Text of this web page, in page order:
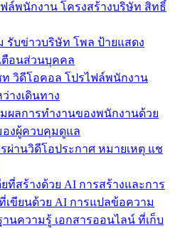
ล์พนักงาน โครงสร้างบริษัท สิทธิ์
รับข่าวบริษัท โพล ป้ายแสดง
ตือนส่วนบุคคล
วิดีโอคอล โปรไฟล์พนักงาน
างเดินทาง
ผลการทำงานของพนักงานด้วย
องผู้ควบคุมดูแล
ผ่านวิดีโอประกาศ หมายเหตุ แช
ยที่สร้างด้วย AI การสร้างและการ
ขียนด้วย AI การแปลข้อความ
นความรู้ เอกสารออนไลน์ ที่เก็บ